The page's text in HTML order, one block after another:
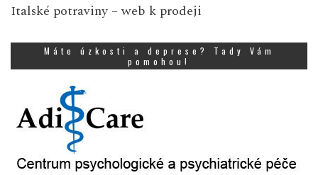
Italské potraviny – web k prodeji
Máte úzkosti a deprese? Tady Vám
pomohou!